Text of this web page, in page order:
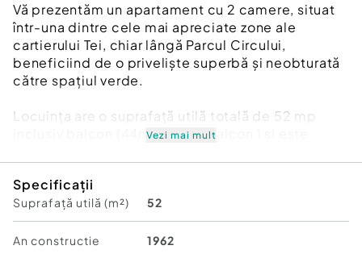
Vă prezentăm un apartament cu 2 camere, situat
într-una dintre cele mai apreciate zone ale
cartierului Tei, chiar lângă Parcul Circului,
beneficiind de o priveliște superbă și neobturată
către spațiul verde.
Locuința are o suprafață utilă totală de 52 mp
inclusiv balcon (44mp plus 8 balcon ) și este
clasă de risc seismic și nu figurează cu urgență.
Apartamentul necesită renovare, oferind astfel
viitorului proprietar oportunitatea de a-l amenaja
Vezi mai mult
Specificații
Suprafață utilă (m²) 52
An constructie 1962